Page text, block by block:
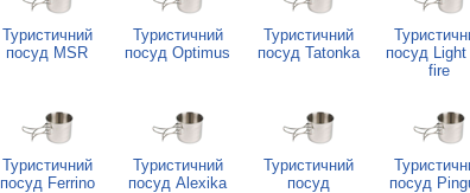
Туристичний
посуд MSR
Туристичний
посуд Optimus
Туристичний
посуд Tatonka
посуд
fire
Туристичний
посуд Ferrino
Туристичний
посуд Alexika
Туристичний
посуд
посуд